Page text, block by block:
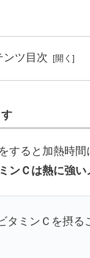
ンツ目次
すると加熱時
ンＣは熱に強い
タミンＣを摂る